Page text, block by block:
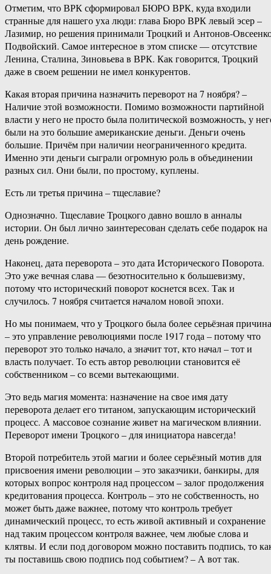
Отметим, что ВРК сформировал БЮРО ВРК, куда входили
странные для нашего уха люди: глава Бюро ВРК левый эсер –
Лазимир, но решения принимали Троцкий и Антонов-
Подвойский. Самое интересное в этом списке — отсутствие
Ленина, Сталина, Зиновьева в ВРК. Как говорится, Троцкий
даже в своем решении не имел конкурентов.
Какая вторая причина назначить переворот на 7 ноября? –
Наличие этой возможности. Помимо возможности партийной
власти у него не просто была политической возможность, у
были на это большие американские деньги. Деньги очень
большие. Причём при наличии неограниченного кредита.
Именно эти деньги сыграли огромную роль в объединении
разных сил. Они были, по простому, куплены.
Есть ли третья причина – тщеславие?
Однозначно. Тщеславие Троцкого давно вошло в анналы
истории. Он был лично заинтересован сделать себе подарок на
день рождение.
Наконец, дата переворота – это дата Исторического Поворота.
Это уже вечная слава — безотносительно к большевизму,
потому что исторический поворот коснется всех. Так и
случилось. 7 ноября считается началом новой эпохи.
Но мы понимаем, что у Троцкого была более серьёзная причина
– это управление революциями после 1917 года – потому что
переворот это только начало, а значит тот, кто начал – тот и
власть получает. То есть автор революции становится её
собственником – со всеми вытекающими.
Это ведь магия момента: назначение на свое имя дату
переворота делает его титаном, запускающим исторический
процесс. А массовое сознание живет на магическом влиянии.
Переворот имени Троцкого – для инициатора навсегда!
Второй потребитель этой магии и более серьёзный мотив для
присвоения имени революции – это заказчики, банкиры, для
которых вопрос контроля над процессом – залог продолжения
кредитования процесса. Контроль – это не собственность, но
может быть даже важнее, потому что контроль требует
динамический процесс, то есть живой активный и сохранение
над таким процессом контроля важнее, чем любые слова и
клятвы. И если под договором можно поставить подпись, то
ты поставишь свою подпись под событием? – А вот так.